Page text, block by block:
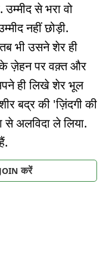
से भरा वो
नहीं छोड़ी.
भी उसने शेर ही
ज़ेहन पर वक़्त और
ही लिखे शेर भूल
बद्र की 'ज़िंदगी की
से अलविदा ले लिया.
JOIN करें